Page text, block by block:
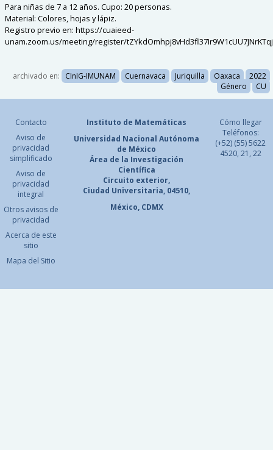
Para niñas de 7 a 12 años. Cupo: 20 personas.
Material: Colores, hojas y lápiz.
Registro previo en: https://cuaieed-
unam.zoom.us/meeting/register/
archivado en: CInIG-IMUNAM Cuernavaca Juriquilla Oaxaca
2022
Género
CU
Contacto
Aviso de
privacidad
simplificado
Aviso de
privacidad
integral
Otros avisos de
privacidad
Acerca de este
sitio
Mapa del Sitio
Instituto de Matemáticas
Universidad Nacional Autónoma
de México
Área de la Investigación
Científica
Circuito exterior,
Ciudad Universitaria, 04510,
México, CDMX
Cómo llegar
Teléfonos:
(+52) (55) 5622
4520, 21, 22